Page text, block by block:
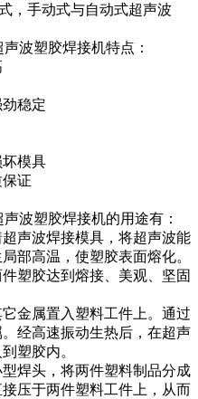
，手动式与自动式超声波
波塑胶焊接机特点：
稳定
模具
证
波塑胶焊接机的用途有：
声波焊接模具，将超声波能
部高温，使塑胶表面熔化。
塑胶达到熔接、美观、坚固
金属置入塑料工件上。通过
经高速振动生热后，在超声
塑胶内。
焊头，将两件塑料制品分成
压于两件塑料工件上，从而